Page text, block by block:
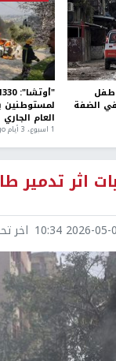
طفل
الضفة لمستوطنين
العام الجاري
1 اسبوع.، 3 أيام ago
اثر
2026-05-09 اخر